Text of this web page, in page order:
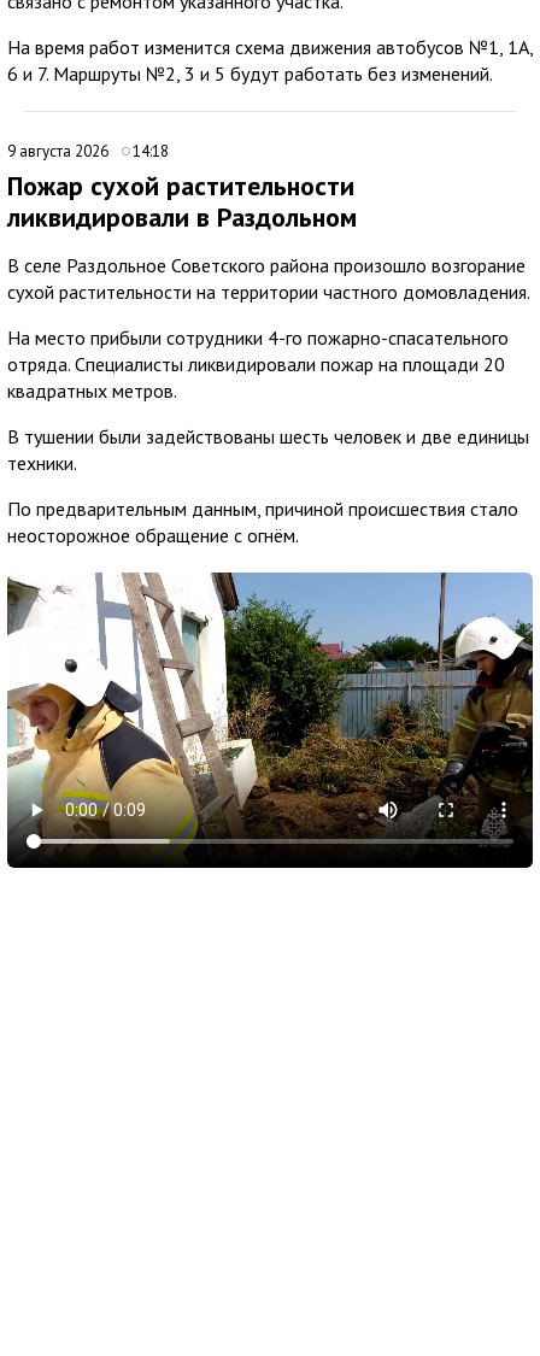
На время работ изменится схема движения автобусов №1, 1А,
6 и 7. Маршруты №2, 3 и 5 будут работать без изменений.
9 августа 2026 14:18
Пожар сухой растительности
ликвидировали в Раздольном
В селе Раздольное Советского района произошло возгорание
сухой растительности на территории частного домовладения.
На место прибыли сотрудники 4-го пожарно-спасательного
отряда. Специалисты ликвидировали пожар на площади 20
квадратных метров.
В тушении были задействованы шесть человек и две единицы
техники.
По предварительным данным, причиной происшествия стало
неосторожное обращение с огнём.